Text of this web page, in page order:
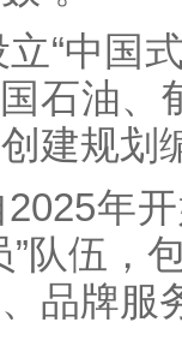
立“中国
石油
建规划
2025年
”队伍，
品牌服